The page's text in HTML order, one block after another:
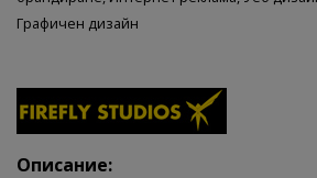
Графичен дизайн
Описание: